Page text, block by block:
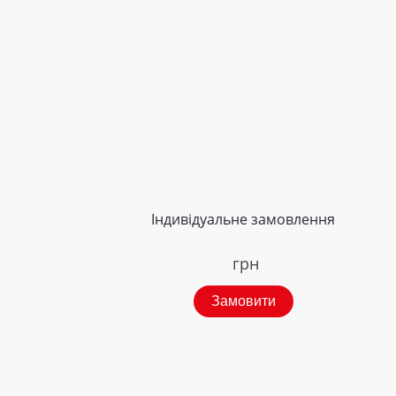
Індивідуальне замовлення
грн
Замовити